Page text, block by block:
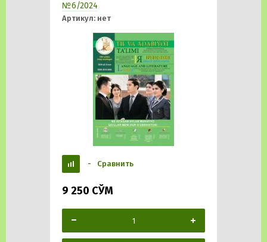
№6/2024
Артикул: нет
- Сравнить
9 250 СЎМ